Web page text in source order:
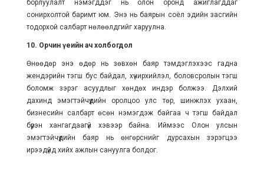
борлуулалт нэмэгддэг нь олон оронд ажиглагддаг
сонирхолтой баримт юм. Энэ нь баярын соёл эдийн засгийн
тодорхой салбарт нөлөөлдгийг харуулна.
10. Орчин үеийн ач холбогдол
Өнөөдөр энэ өдөр нь зөвхөн баяр тэмдэглэхээс гадна
жендэрийн тэгш бус байдал, хүчирхийлэл, боловсролын тэгш
боломж зэрэг асуудлыг хөндөх индэр болжээ. Дэлхий
дахинд эмэгтэйчүүдийн оролцоо улс төр, шинжлэх ухаан,
бизнесийн салбарт өсөн нэмэгдэж байгаа ч тэгш байдал
бүрэн хангагдаагүй хэвээр байна. Иймээс Олон улсын
эмэгтэйчүүдийн баяр нь өнгөрснийг дурсахын зэрэгцээ
ирээдүйд хийх ажлын сануулга болдог.